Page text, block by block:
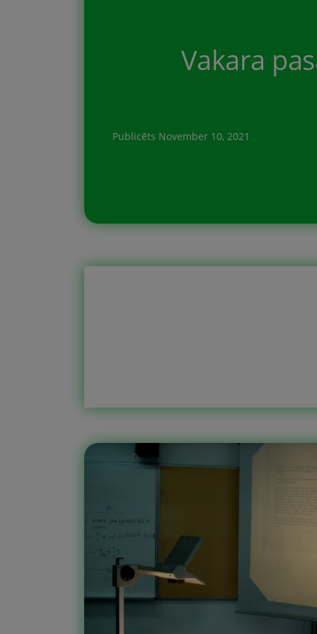
neatradām kur to būtu
Vakara
Publicēts November 10, 2021
Reizēm pirms gulēšanas lasām